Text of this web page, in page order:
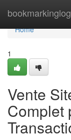
bookmarkinglog
Home
Home
1
Vente
Complet